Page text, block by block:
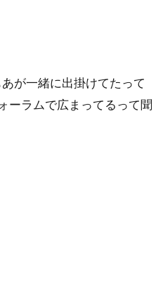
が一緒に出掛けてたって
ーラムで広まってるって聞